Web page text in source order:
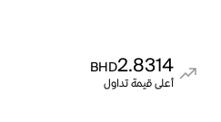
2.8314
BHD
أعلى قيمة تداول